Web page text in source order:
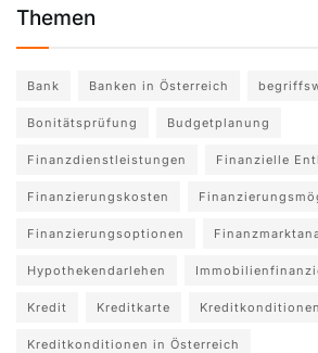
Themen
Bank Banken in Österreich
Bonitätsprüfung Budgetplanung
Finanzdienstleistungen Finanzielle
Finanzierungskosten
Finanzierungsoptionen
Hypothekendarlehen
Kredit Kreditkarte Kreditkonditionen
Kreditkonditionen in Österreich